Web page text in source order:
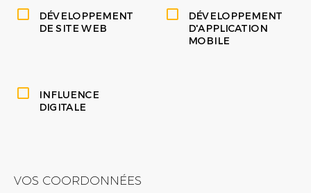
DÉVELOPPEMENT
DE SITE WEB
DÉVELOPPEMENT
D'APPLICATION
MOBILE
INFLUENCE
DIGITALE
VOS COORDONNÉES